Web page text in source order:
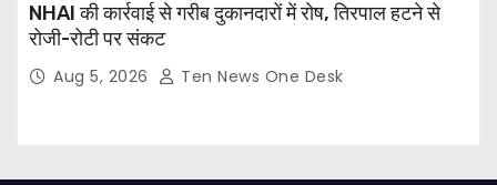
NHAI की कार्रवाई से गरीब दुकानदारों में रोष, तिरपाल हटने से
रोजी-रोटी पर संकट
Aug 5, 2026 Ten News One Desk